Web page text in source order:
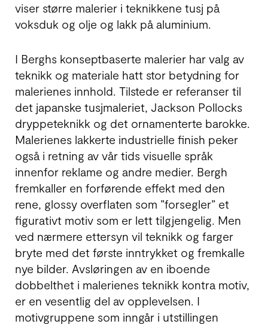
viser større malerier i teknikkene tusj på
voksduk og olje og lakk på aluminium.
I Berghs konseptbaserte malerier har valg av
teknikk og materiale hatt stor betydning for
malerienes innhold. Tilstede er referanser til
det japanske tusjmaleriet, Jackson Pollocks
dryppeteknikk og det ornamenterte barokke.
Malerienes lakkerte industrielle finish peker
også i retning av vår tids visuelle språk
innenfor reklame og andre medier. Bergh
fremkaller en forførende effekt med den
rene, glossy overflaten som ”forsegler” et
figurativt motiv som er lett tilgjengelig. Men
ved nærmere ettersyn vil teknikk og farger
bryte med det første inntrykket og fremkalle
nye bilder. Avsløringen av en iboende
dobbelthet i malerienes teknikk kontra motiv,
er en vesentlig del av opplevelsen. I
motivgruppene som inngår i utstillingen